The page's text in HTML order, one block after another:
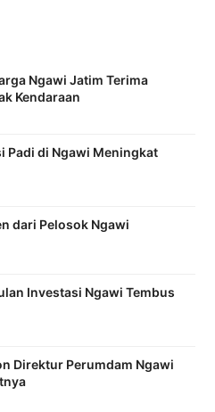
Ngawi Jatim Terima
Kendaraan
Padi di Ngawi Meningkat
dari Pelosok Ngawi
Investasi Ngawi Tembus
Direktur Perumdam Ngawi